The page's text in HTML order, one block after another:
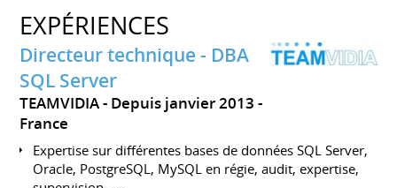
EXPÉRIENCES
Directeur technique - DBA
SQL Server
TEAMVIDIA
Depuis janvier 2013
France
Expertise sur différentes bases de données SQL Server,
Oracle, PostgreSQL, MySQL en régie, audit, expertise,